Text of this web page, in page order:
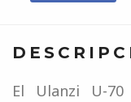
El Ulanzi U-